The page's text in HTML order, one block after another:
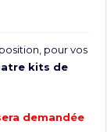
pour vos
kits de
demandée